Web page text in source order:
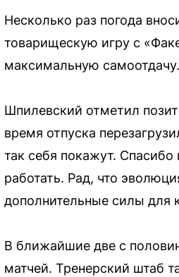
Несколько раз погода
товарищескую игру с
максимальную самоотдачу.
Шпилевский отметил
время отпуска
так себя покажут.
работать. Рад, что
дополнительные силы для
В ближайшие две с
матчей. Тренерский штаб